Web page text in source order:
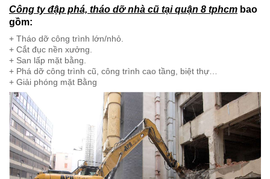
Công ty đập phá, tháo dỡ nhà cũ tại quận 8 tphcm bao
gồm:
+ Tháo dỡ công trình lớn/nhỏ.
+ Cắt đục nền xưởng.
+ San lấp mặt bằng.
+ Phá dỡ công trình cũ, công trình cao tầng, biệt thự…
+ Giải phóng mặt Bằng